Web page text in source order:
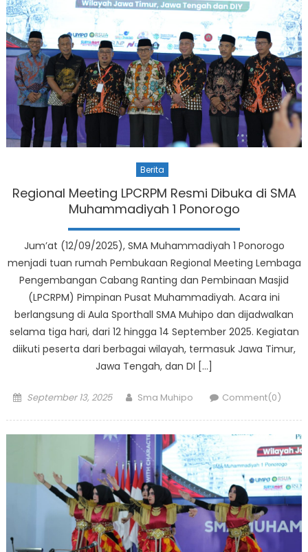
Berita
Regional Meeting LPCRPM Resmi Dibuka di SMA
Muhammadiyah 1 Ponorogo
Jum’at (12/09/2025), SMA Muhammadiyah 1 Ponorogo
menjadi tuan rumah Pembukaan Regional Meeting Lembaga
Pengembangan Cabang Ranting dan Pembinaan Masjid
(LPCRPM) Pimpinan Pusat Muhammadiyah. Acara ini
berlangsung di Aula Sporthall SMA Muhipo dan dijadwalkan
selama tiga hari, dari 12 hingga 14 September 2025. Kegiatan
diikuti peserta dari berbagai wilayah, termasuk Jawa Timur,
Jawa Tengah, dan DI […]
Posted
September 13, 2025 Author
Sma Muhipo Comment(0)